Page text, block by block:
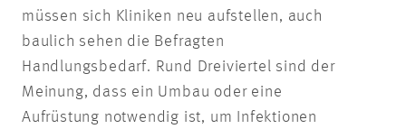
müssen sich Kliniken neu aufstellen, auch
baulich sehen die Befragten
Handlungsbedarf. Rund Dreiviertel sind der
Meinung, dass ein Umbau oder eine
Aufrüstung notwendig ist, um Infektionen